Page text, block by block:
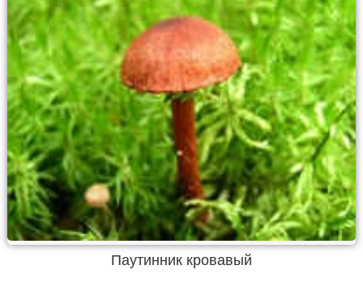
Паутинник кровавый